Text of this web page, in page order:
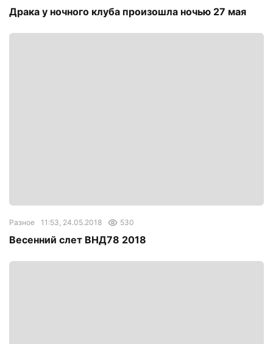
Драка у ночного клуба произошла ночью 27 мая
Разное 11:53, 24.05.2018 530
Весенний слет ВНД78 2018